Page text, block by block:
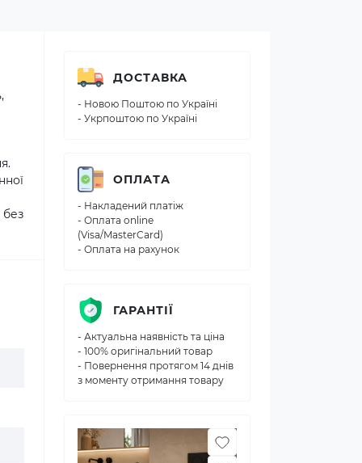
без
ДОСТАВКА
- Новою Поштою по Україні
- Укрпоштою по Україні
ОПЛАТА
- Накладений платіж
- Оплата online
(Visa/MasterCard)
- Оплата на рахунок
ГАРАНТІЇ
- Актуальна наявність та ціна
- 100% оригінальний товар
- Повернення протягом 14 днів
з моменту отримання товару